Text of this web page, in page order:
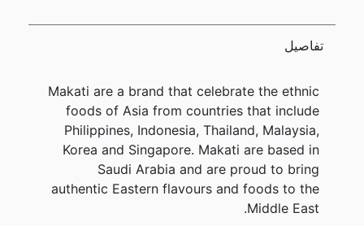
تفاصيل
Makati are a brand that celebrate the ethnic
foods of Asia from countries that include
Philippines, Indonesia, Thailand, Malaysia,
Korea and Singapore. Makati are based in
Saudi Arabia and are proud to bring
authentic Eastern flavours and foods to the
Middle East.